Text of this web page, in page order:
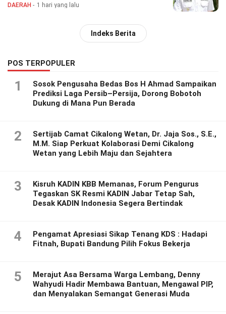
DAERAH 1 hari yang lalu
Indeks Berita
POS TERPOPULER
1
Sosok Pengusaha Bedas Bos H Ahmad Sampaikan
Prediksi Laga Persib–Persija, Dorong Bobotoh
Dukung di Mana Pun Berada
2
Sertijab Camat Cikalong Wetan, Dr. Jaja Sos., S.E.,
M.M. Siap Perkuat Kolaborasi Demi Cikalong
Wetan yang Lebih Maju dan Sejahtera
3
Kisruh KADIN KBB Memanas, Forum Pengurus
Tegaskan SK Resmi KADIN Jabar Tetap Sah,
Desak KADIN Indonesia Segera Bertindak
4
Pengamat Apresiasi Sikap Tenang KDS : Hadapi
Fitnah, Bupati Bandung Pilih Fokus Bekerja
5
Merajut Asa Bersama Warga Lembang, Denny
Wahyudi Hadir Membawa Bantuan, Mengawal PIP,
dan Menyalakan Semangat Generasi Muda